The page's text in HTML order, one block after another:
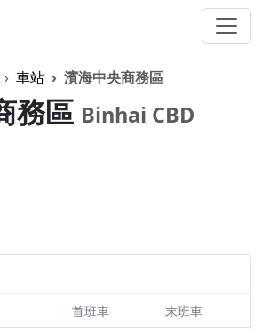
車站 濱海中央商務區
務區 Binhai CBD
首班車 末班車